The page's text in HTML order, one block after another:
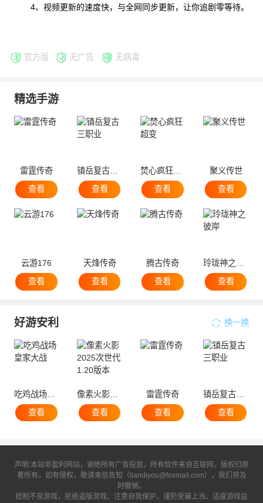
4、视频更新的速度快，与全网同步更新，让你追剧零等待。
官方版 无广告 无病毒
精选手游
雷霆传奇
查看
查看
焚心疯狂超变
查看
聚义传世
查看
云游176
查看
天烽传奇
查看
腾古传奇
查看
查看
好游安利 换一换
吃鸡战场皇家大战
查看
查看
雷霆传奇
查看
查看
声明:本站非盈利网站，谢绝所有广告投放，所有软件来自互联网，版权归原
著所有。如有侵权，敬请来信告知（tiandiyou@foxmail.com），我们将及
时撤销。
抵制不良游戏，拒绝盗版游戏。注意自我保护，谨防受骗上当。适度游戏益